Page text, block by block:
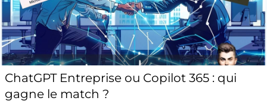
ChatGPT Entreprise ou Copilot 365 : qui
gagne le match ?